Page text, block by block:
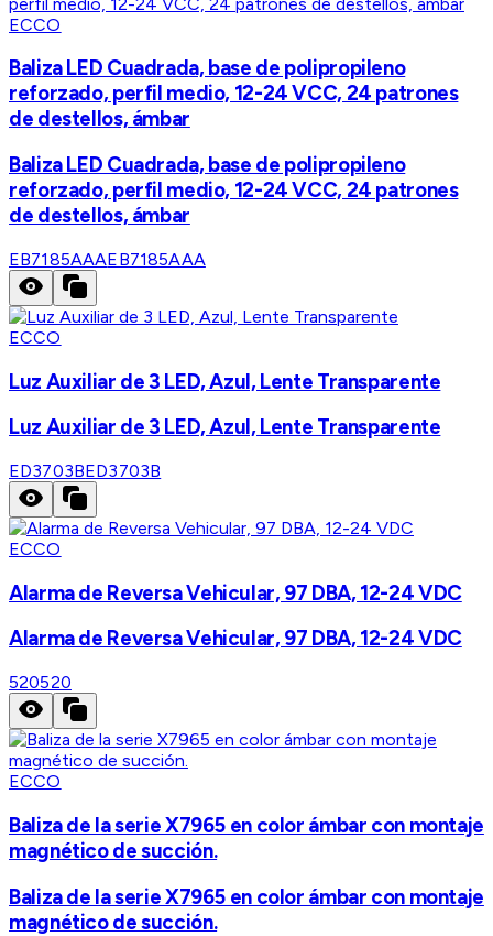
ECCO
Baliza LED Cuadrada, base de polipropileno
reforzado, perfil medio, 12-24 VCC, 24 patrones
de destellos, ámbar
Baliza LED Cuadrada, base de polipropileno
reforzado, perfil medio, 12-24 VCC, 24 patrones
de destellos, ámbar
EB7185AAAEB7185AAA
ECCO
Luz Auxiliar de 3 LED, Azul, Lente Transparente
Luz Auxiliar de 3 LED, Azul, Lente Transparente
ED3703BED3703B
ECCO
Alarma de Reversa Vehicular, 97 DBA, 12-24 VDC
Alarma de Reversa Vehicular, 97 DBA, 12-24 VDC
520520
ECCO
Baliza de la serie X7965 en color ámbar con montaje
magnético de succión.
Baliza de la serie X7965 en color ámbar con montaje
magnético de succión.